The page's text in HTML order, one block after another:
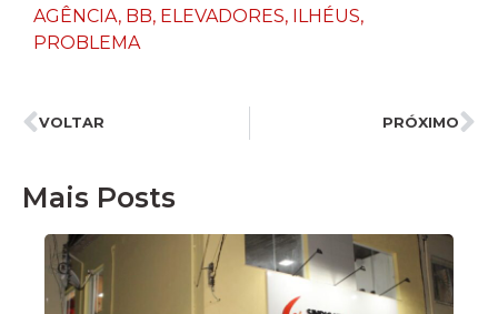
AGÊNCIA, BB, ELEVADORES, ILHÉUS,
PROBLEMA
VOLTAR PRÓXIMO
Mais Posts